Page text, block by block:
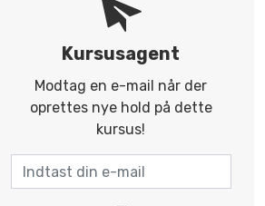
Kursusagent
Modtag en e-mail når der
oprettes nye hold på dette
kursus!